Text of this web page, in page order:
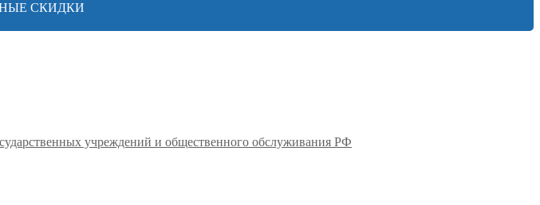
СКИДКИ
учреждений и общественного обслуживания РФ